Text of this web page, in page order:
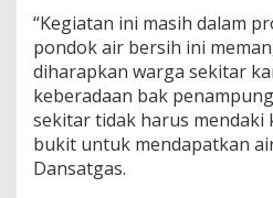
“Kegiatan ini masih dalam
pondok air bersih ini
diharapkan warga sekitar
keberadaan bak
sekitar tidak harus mendaki
bukit untuk mendapatkan
Dansatgas.